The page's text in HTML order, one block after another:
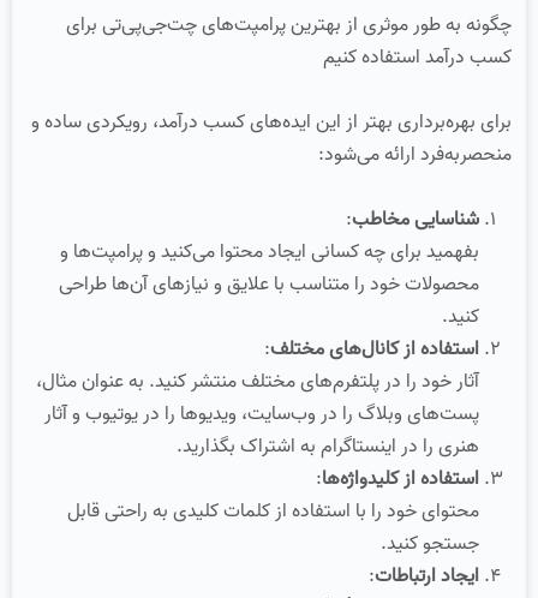
چگونه به طور موثری از بهترین پرامپت‌های چت‌جی‌پی‌تی برای
کسب درآمد استفاده کنیم
برای بهره‌برداری بهتر از این ایده‌های کسب درآمد، رویکردی ساده و
منحصربه‌فرد ارائه می‌شود:
شناسایی مخاطب:
بفهمید برای چه کسانی ایجاد محتوا می‌کنید و پرامپت‌ها و
محصولات خود را متناسب با علایق و نیازهای آن‌ها طراحی
کنید.
استفاده از کانال‌های مختلف:
آثار خود را در پلتفرم‌های مختلف منتشر کنید. به عنوان مثال،
پست‌های وبلاگ را در وب‌سایت، ویدیوها را در یوتیوب و آثار
هنری را در اینستاگرام به اشتراک بگذارید.
استفاده از کلیدواژه‌ها:
محتوای خود را با استفاده از کلمات کلیدی به راحتی قابل
جستجو کنید.
ایجاد ارتباطات: